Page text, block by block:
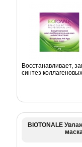
Восстанавливает,
синтез
BIOTONALE